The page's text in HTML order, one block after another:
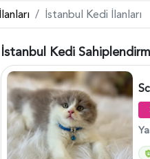
İstanbul Kedi İlanları
İstanbul Kedi